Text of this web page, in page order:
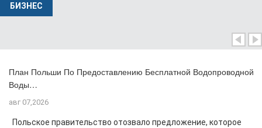
БИЗНЕС
План Польши По Предоставлению Бесплатной Водопроводной
Воды…
авг 07,2026
Польское правительство отозвало предложение, которое